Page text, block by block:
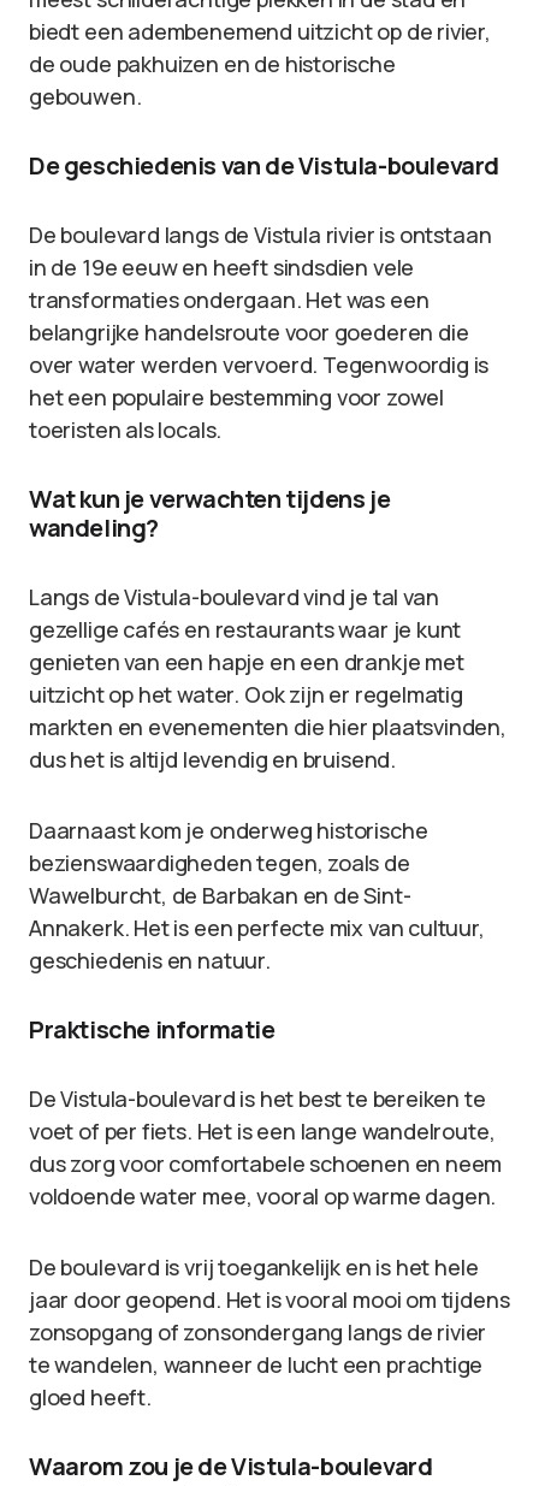
biedt een adembenemend uitzicht op de rivier,
de oude pakhuizen en de historische
gebouwen.
De geschiedenis van de Vistula-boulevard
De boulevard langs de Vistula rivier is ontstaan
in de 19e eeuw en heeft sindsdien vele
transformaties ondergaan. Het was een
belangrijke handelsroute voor goederen die
over water werden vervoerd. Tegenwoordig is
het een populaire bestemming voor zowel
toeristen als locals.
Wat kun je verwachten tijdens je
wandeling?
Langs de Vistula-boulevard vind je tal van
gezellige cafés en restaurants waar je kunt
genieten van een hapje en een drankje met
uitzicht op het water. Ook zijn er regelmatig
markten en evenementen die hier plaatsvinden,
dus het is altijd levendig en bruisend.
Daarnaast kom je onderweg historische
bezienswaardigheden tegen, zoals de
Wawelburcht, de Barbakan en de Sint-
Annakerk. Het is een perfecte mix van cultuur,
geschiedenis en natuur.
Praktische informatie
De Vistula-boulevard is het best te bereiken te
voet of per fiets. Het is een lange wandelroute,
dus zorg voor comfortabele schoenen en neem
voldoende water mee, vooral op warme dagen.
De boulevard is vrij toegankelijk en is het hele
jaar door geopend. Het is vooral mooi om tijdens
zonsopgang of zonsondergang langs de rivier
te wandelen, wanneer de lucht een prachtige
gloed heeft.
Waarom zou je de Vistula-boulevard